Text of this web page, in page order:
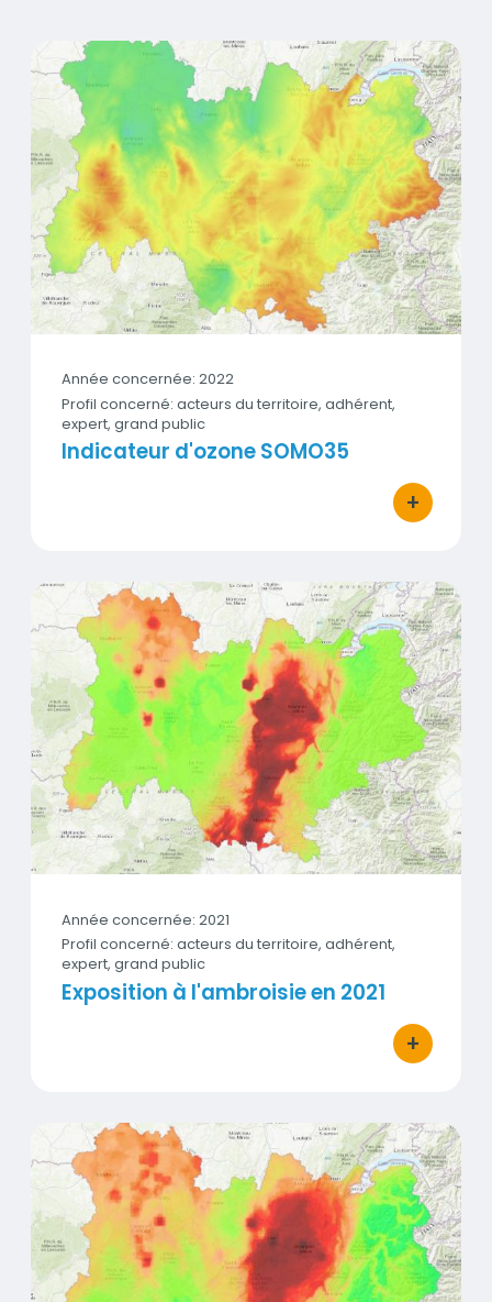
Indicateur d'ozone SOMO35
Vignette
Année concernée: 2022
Profil concerné: acteurs du territoire, adhérent,
expert, grand public
Indicateur d'ozone SOMO35
+
bouton
Exposition à l'ambroisie en 2021
Vignette
Année concernée: 2021
Profil concerné: acteurs du territoire, adhérent,
expert, grand public
Exposition à l'ambroisie en 2021
+
bouton
Exposition à l'ambroisie en 2022
Vignette